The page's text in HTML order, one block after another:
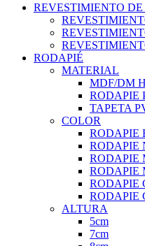
REVESTIMIENTO DE
RODAPIÉ
MATERIAL
MDF/DM
RODAPIE
TAPETA
COLOR
RODAPIE
RODAPIE
RODAPIE
RODAPIE
RODAPIE
RODAPIE
ALTURA
5cm
7cm